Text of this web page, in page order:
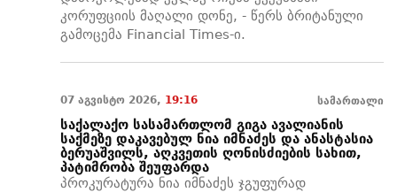
კორუფციის მაღალი დონე, - წერს ბრიტანული
გამოცემა Financial Times-ი.
07 აგვისტო 2026, 19:16 სამართალი
საქალაქო სასამართლომ გიგა ავალიანის
საქმეზე დაკავებულ ნია იმნაძეს და ანასტასია
ბერუაშვილს, აღკვეთის ღონისძიების სახით,
პატიმრობა შეუფარდა
პროკურატურა ნია იმნაძეს ჯგუფურად